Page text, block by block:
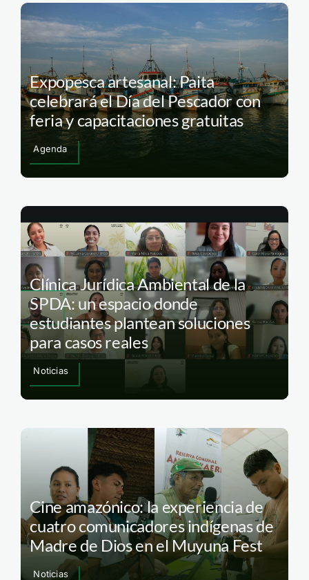
Expopesca artesanal: Paita
celebrará el Día del Pescador con
feria y capacitaciones gratuitas
Agenda
Clínica Jurídica Ambiental de la
SPDA: un espacio donde
estudiantes plantean soluciones
para casos reales
Noticias
Cine amazónico: la experiencia de
cuatro comunicadores indígenas de
Madre de Dios en el Muyuna Fest
Noticias